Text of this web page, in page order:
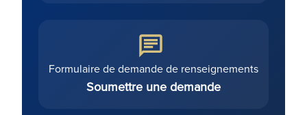
Formulaire de demande de renseignements
Soumettre une demande